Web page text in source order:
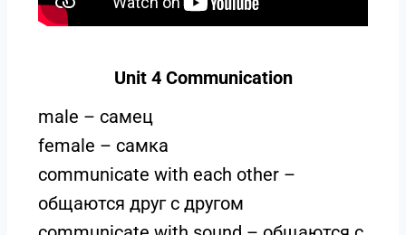
Unit 4 Communication
male – самец
female – самка
communicate with each other –
общаются друг с другом